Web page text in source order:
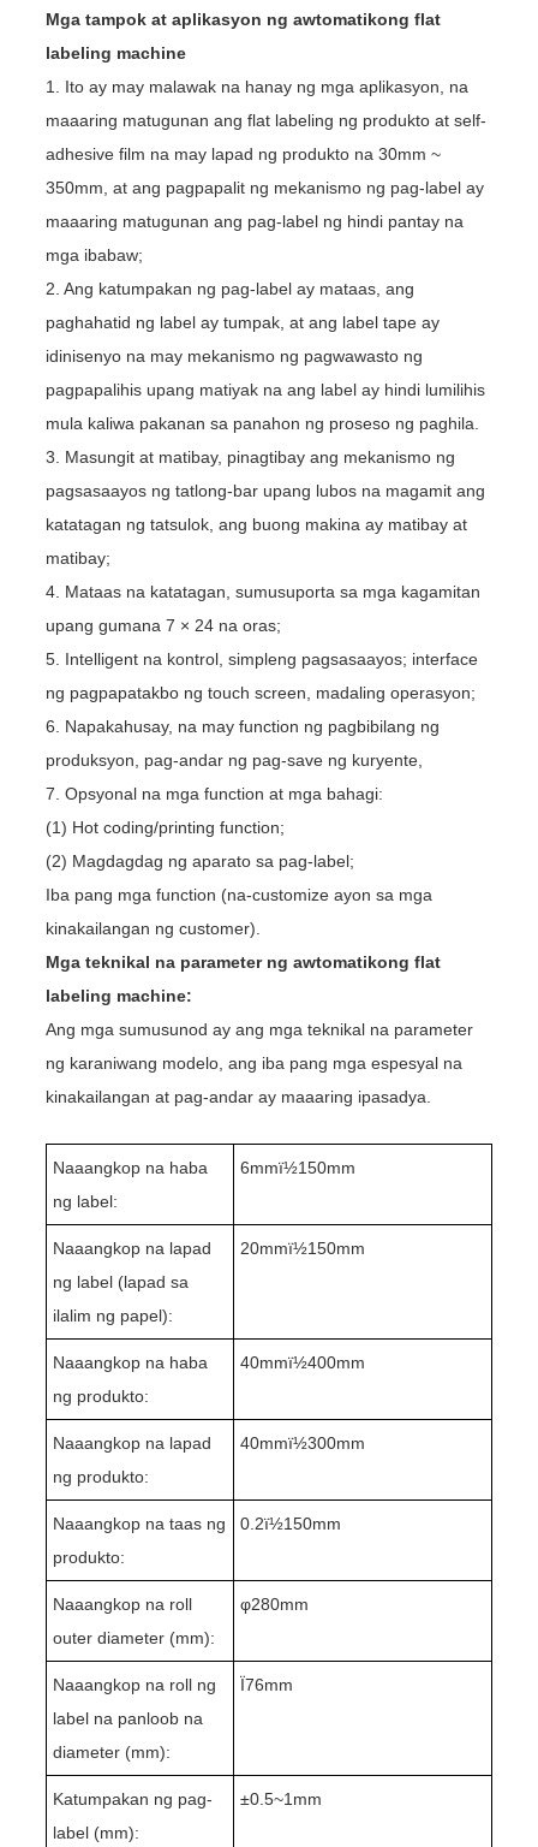
Mga tampok at aplikasyon ng awtomatikong flat
labeling machine
1. Ito ay may malawak na hanay ng mga aplikasyon, na
maaaring matugunan ang flat labeling ng produkto at self-
adhesive film na may lapad ng produkto na 30mm ~
350mm, at ang pagpapalit ng mekanismo ng pag-label ay
maaaring matugunan ang pag-label ng hindi pantay na
mga ibabaw;
2. Ang katumpakan ng pag-label ay mataas, ang
paghahatid ng label ay tumpak, at ang label tape ay
idinisenyo na may mekanismo ng pagwawasto ng
pagpapalihis upang matiyak na ang label ay hindi lumilihis
mula kaliwa pakanan sa panahon ng proseso ng paghila.
3. Masungit at matibay, pinagtibay ang mekanismo ng
pagsasaayos ng tatlong-bar upang lubos na magamit ang
katatagan ng tatsulok, ang buong makina ay matibay at
matibay;
4. Mataas na katatagan, sumusuporta sa mga kagamitan
upang gumana 7 × 24 na oras;
5. Intelligent na kontrol, simpleng pagsasaayos; interface
ng pagpapatakbo ng touch screen, madaling operasyon;
6. Napakahusay, na may function ng pagbibilang ng
produksyon, pag-andar ng pag-save ng kuryente,
7. Opsyonal na mga function at mga bahagi:
(1) Hot coding/printing function;
(2) Magdagdag ng aparato sa pag-label;
Iba pang mga function (na-customize ayon sa mga
kinakailangan ng customer).
Mga teknikal na parameter ng awtomatikong flat
labeling machine:
Ang mga sumusunod ay ang mga teknikal na parameter
ng karaniwang modelo, ang iba pang mga espesyal na
kinakailangan at pag-andar ay maaaring ipasadya.
Naaangkop na haba
ng label:
6mmï½150mm
Naaangkop na lapad
ng label (lapad sa
ilalim ng papel):
20mmï½150mm
Naaangkop na haba
ng produkto:
40mmï½400mm
Naaangkop na lapad
ng produkto:
40mmï½300mm
Naaangkop na taas ng
produkto:
0.2ï½150mm
Naaangkop na roll
outer diameter (mm):
φ280mm
Naaangkop na roll ng
label na panloob na
diameter (mm):
Ï76mm
Katumpakan ng pag-
label (mm):
±0.5~1mm